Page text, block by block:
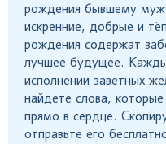
рождения бывшему
искренние, добрые и
рождения содержат
лучшее будущее.
исполнении заветных
найдёте слова,
прямо в сердце.
отправьте его